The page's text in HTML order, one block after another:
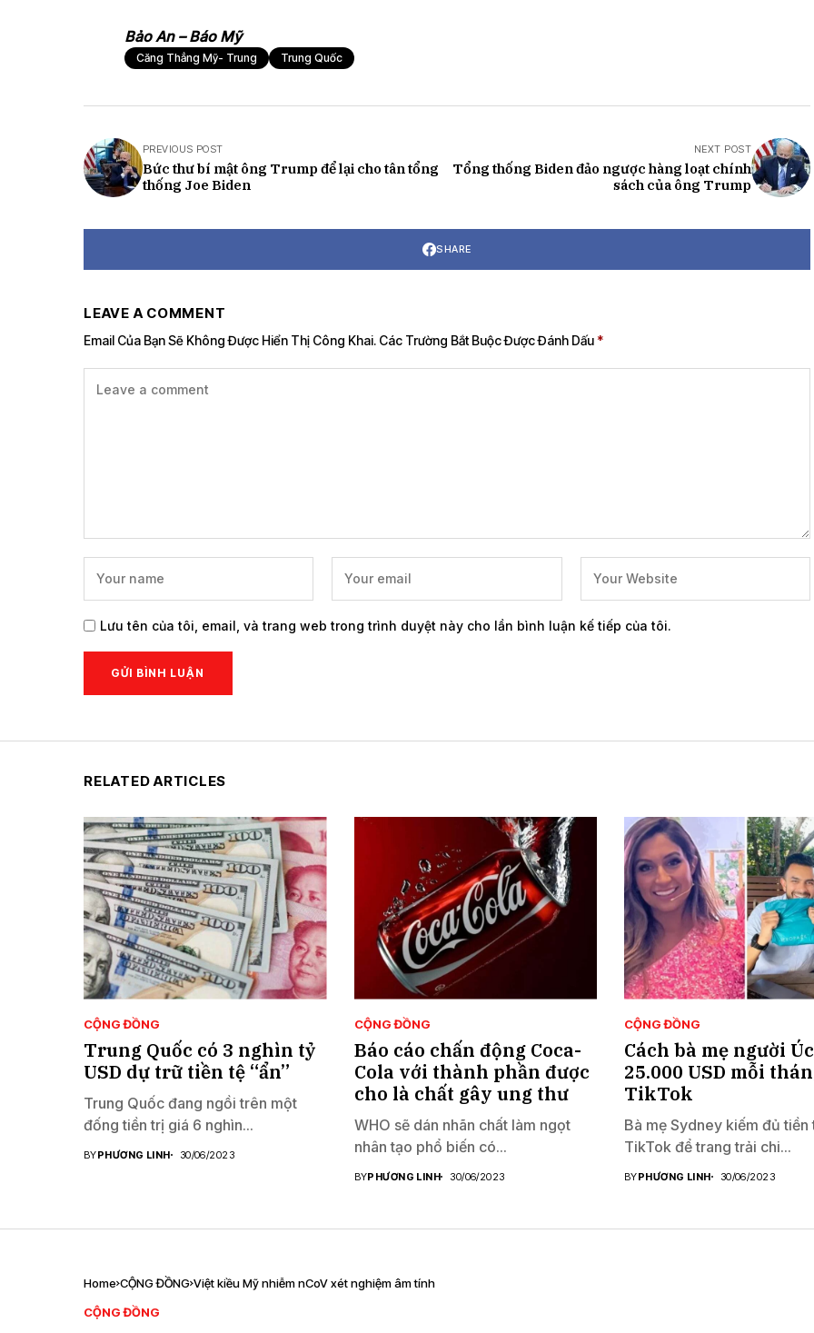
Bảo An – Báo Mỹ
Căng Thẳng Mỹ- Trung Trung Quốc
PREVIOUS POST
Bức thư bí mật ông Trump để lại cho tân tổng
thống Joe Biden
NEXT POST
Tổng thống Biden đảo ngược hàng loạt chính
sách của ông Trump
SHARE
LEAVE A COMMENT
Email Của Bạn Sẽ Không Được Hiển Thị Công Khai. Các Trường Bắt Buộc Được Đánh Dấu *
Lưu tên của tôi, email, và trang web trong trình duyệt này cho lần bình luận kế tiếp của tôi.
RELATED ARTICLES
CỘNG ĐỒNG
Trung Quốc có 3 nghìn tỷ
USD dự trữ tiền tệ “ẩn”
Trung Quốc đang ngồi trên một
đống tiền trị giá 6 nghìn...
BYPHƯƠNG LINH 30/06/2023
CỘNG ĐỒNG
Báo cáo chấn động Coca-
Cola với thành phần được
cho là chất gây ung thư
WHO sẽ dán nhãn chất làm ngọt
nhân tạo phổ biến có...
BYPHƯƠNG LINH 30/06/2023
CỘNG ĐỒNG
Cách bà mẹ người
25.000 USD mỗi
TikTok
Bà mẹ Sydney kiếm đủ tiền
TikTok để trang trải chi...
BYPHƯƠNG LINH 30/06/2023
Home CỘNG ĐỒNG Việt kiều Mỹ nhiễm nCoV xét nghiệm âm tính
CỘNG ĐỒNG